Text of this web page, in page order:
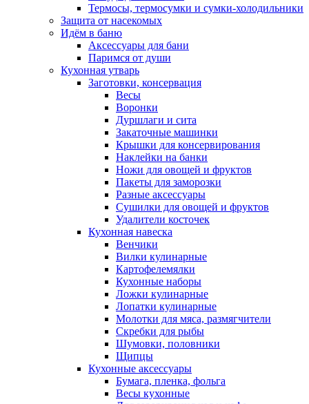
Термосы, термосумки и сумки-холодильники
Защита от насекомых
Идём в баню
Аксессуары для бани
Паримся от души
Кухонная утварь
Заготовки, консервация
Весы
Воронки
Дуршлаги и сита
Закаточные машинки
Крышки для консервирования
Наклейки на банки
Ножи для овощей и фруктов
Пакеты для заморозки
Разные аксессуары
Сушилки для овощей и фруктов
Удалители косточек
Кухонная навеска
Венчики
Вилки кулинарные
Картофелемялки
Кухонные наборы
Ложки кулинарные
Лопатки кулинарные
Молотки для мяса, размягчители
Скребки для рыбы
Шумовки, половники
Щипцы
Кухонные аксессуары
Бумага, пленка, фольга
Весы кухонные